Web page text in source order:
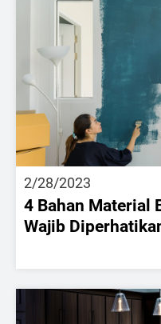
2/28/2023
4 Bahan Material
Wajib